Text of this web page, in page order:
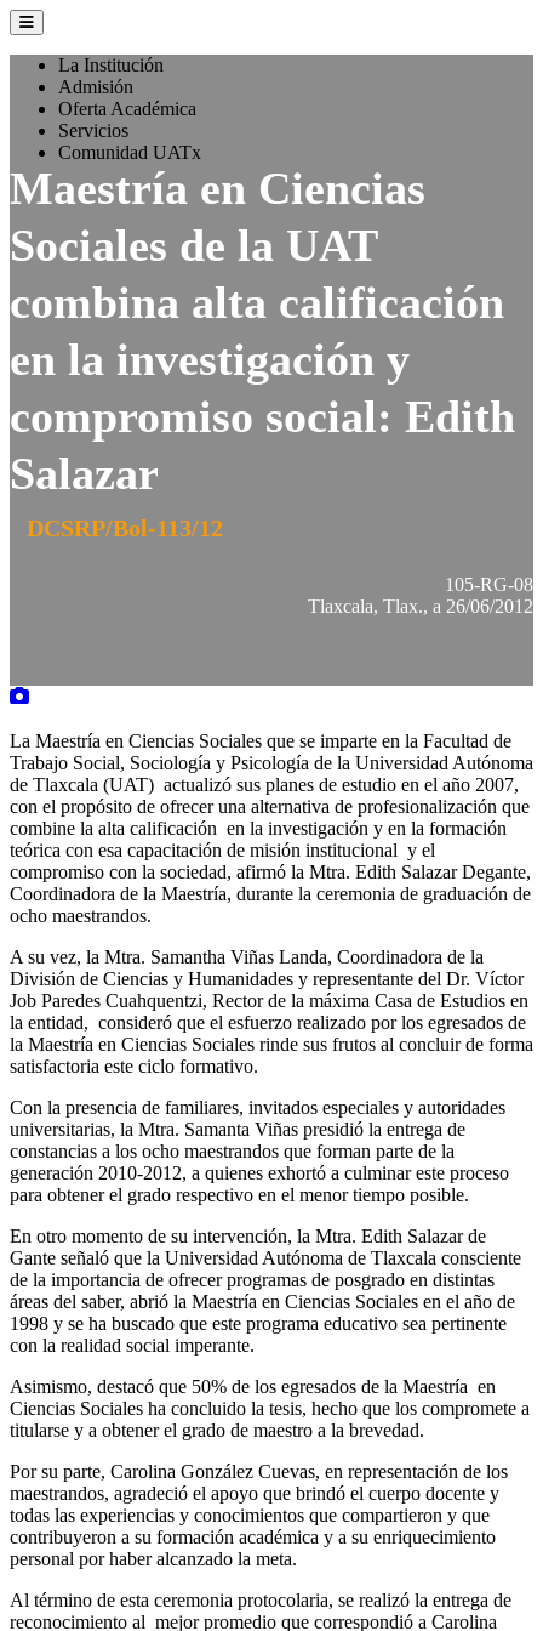
La Institución
Admisión
Oferta Académica
Servicios
Comunidad UATx
Maestría en Ciencias
Sociales de la UAT
combina alta calificación
en la investigación y
compromiso social: Edith
Salazar
DCSRP/Bol-113/12
105-RG-08
Tlaxcala, Tlax., a 26/06/2012
La Maestría en Ciencias Sociales que se imparte en la Facultad de
Trabajo Social, Sociología y Psicología de la Universidad Autónoma
de Tlaxcala (UAT) actualizó sus planes de estudio en el año 2007,
con el propósito de ofrecer una alternativa de profesionalización que
combine la alta calificación en la investigación y en la formación
teórica con esa capacitación de misión institucional y el
compromiso con la sociedad, afirmó la Mtra. Edith Salazar Degante,
Coordinadora de la Maestría, durante la ceremonia de graduación de
ocho maestrandos.
A su vez, la Mtra. Samantha Viñas Landa, Coordinadora de la
División de Ciencias y Humanidades y representante del Dr. Víctor
Job Paredes Cuahquentzi, Rector de la máxima Casa de Estudios en
la entidad, consideró que el esfuerzo realizado por los egresados de
la Maestría en Ciencias Sociales rinde sus frutos al concluir de forma
satisfactoria este ciclo formativo.
Con la presencia de familiares, invitados especiales y autoridades
universitarias, la Mtra. Samanta Viñas presidió la entrega de
constancias a los ocho maestrandos que forman parte de la
generación 2010-2012, a quienes exhortó a culminar este proceso
para obtener el grado respectivo en el menor tiempo posible.
En otro momento de su intervención, la Mtra. Edith Salazar de
Gante señaló que la Universidad Autónoma de Tlaxcala consciente
de la importancia de ofrecer programas de posgrado en distintas
áreas del saber, abrió la Maestría en Ciencias Sociales en el año de
1998 y se ha buscado que este programa educativo sea pertinente
con la realidad social imperante.
Asimismo, destacó que 50% de los egresados de la Maestría en
Ciencias Sociales ha concluido la tesis, hecho que los compromete a
titularse y a obtener el grado de maestro a la brevedad.
Por su parte, Carolina González Cuevas, en representación de los
maestrandos, agradeció el apoyo que brindó el cuerpo docente y
todas las experiencias y conocimientos que compartieron y que
contribuyeron a su formación académica y a su enriquecimiento
personal por haber alcanzado la meta.
Al término de esta ceremonia protocolaria, se realizó la entrega de
reconocimiento al mejor promedio que correspondió a Carolina